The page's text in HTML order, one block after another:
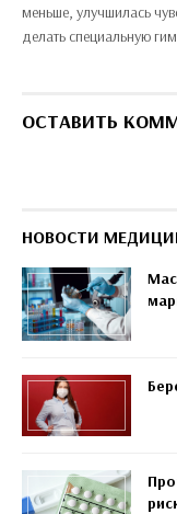
меньше, улучшилась
делать специальную
ОСТАВИТЬ
НОВОСТИ